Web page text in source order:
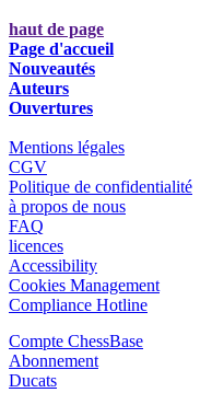
haut de page
Page d'accueil
Nouveautés
Auteurs
Ouvertures
Mentions légales
CGV
Politique de confidentialité
à propos de nous
FAQ
licences
Accessibility
Cookies Management
Compliance Hotline
Compte ChessBase
Abonnement
Ducats